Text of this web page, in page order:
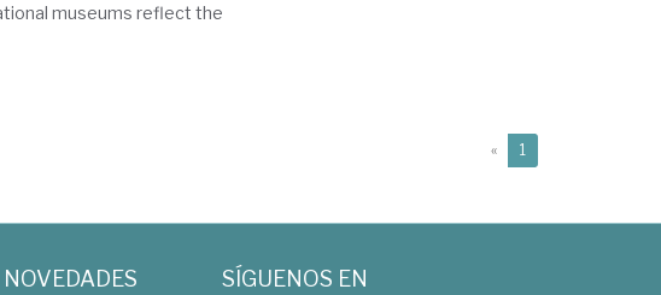
museums reflect the
« 1
SÍGUENOS EN